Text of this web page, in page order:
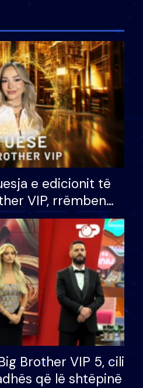
e edicionit të
VIP, rrëmben
100 mijë eurosh
Brother VIP 5, cili
që lë shtëpinë